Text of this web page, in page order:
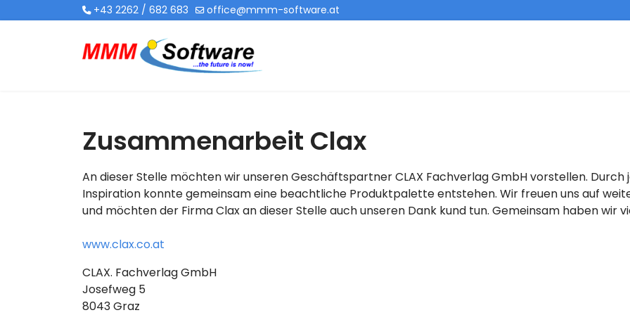
+43 2262 / 682 683 office@mmm-software.at
Zusammenarbeit Clax
An dieser Stelle möchten wir unseren Geschäftspartner CLAX Fachverlag GmbH vorstellen.
Inspiration konnte gemeinsam eine beachtliche Produktpalette entstehen. Wir freuen uns auf
und möchten der Firma Clax an dieser Stelle auch unseren Dank kund tun. Gemeinsam haben wir
www.clax.co.at
CLAX. Fachverlag GmbH
Josefweg 5
8043 Graz